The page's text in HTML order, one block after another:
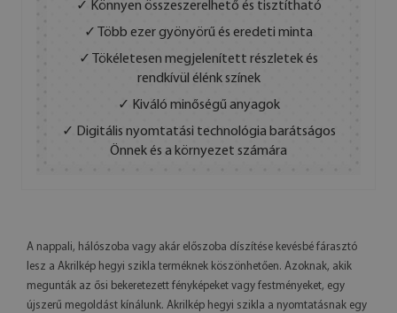
✓ Könnyen összeszerelhető és tisztítható
✓ Több ezer gyönyörű és eredeti minta
✓ Tökéletesen megjelenített részletek és
rendkívül élénk színek
✓ Kiváló minőségű anyagok
✓ Digitális nyomtatási technológia barátságos
Önnek és a környezet számára
A nappali, hálószoba vagy akár előszoba díszítése kevésbé fárasztó
lesz a Akrilkép hegyi szikla terméknek köszönhetően. Azoknak, akik
megunták az ősi bekeretezett fényképeket vagy festményeket, egy
újszerű megoldást kínálunk. Akrilkép hegyi szikla a nyomtatásnak egy